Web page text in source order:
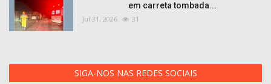
em carreta tombada...
Jul 31, 2026 31
SIGA-NOS NAS REDES SOCIAIS